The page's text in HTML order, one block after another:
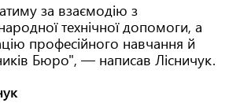
за взаємодію з
технічної допомоги, а
професійного навчання й
Бюро", — написав Лісничук.